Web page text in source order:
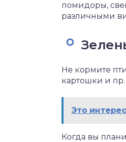
помидоры,
различными
Не кормите
картошки и пр.
Это
Когда вы